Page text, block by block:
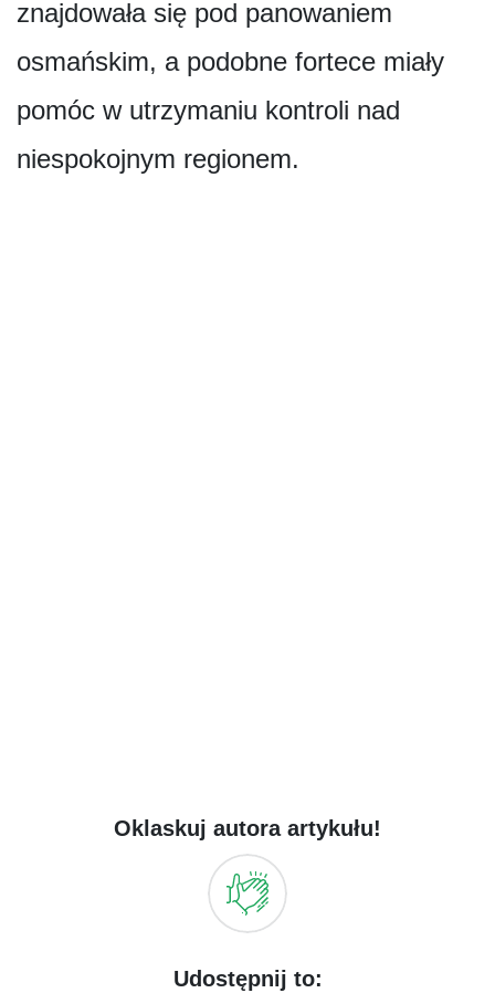
znajdowała się pod panowaniem
osmańskim, a podobne fortece miały
pomóc w utrzymaniu kontroli nad
niespokojnym regionem.
Oklaskuj autora artykułu!
Udostępnij to: